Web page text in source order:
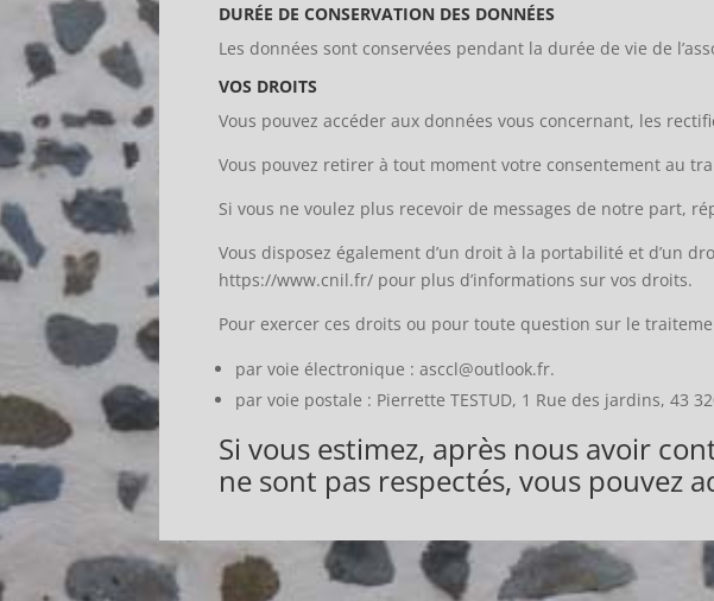
DURÉE DE CONSERVATION DES DONNÉES
Les données sont conservées pendant la durée de vie de
VOS DROITS
Vous pouvez accéder aux données vous concernant, les
Vous pouvez retirer à tout moment votre consentement au
Si vous ne voulez plus recevoir de messages de notre part,
Vous disposez également d’un droit à la portabilité et d’un
https://www.cnil.fr/ pour plus d’informations sur vos droits.
Pour exercer ces droits ou pour toute question sur le
par voie électronique : asccl@outlook.fr.
par voie postale : Pierrette TESTUD, 1 Rue des jardins, 43
Si vous estimez, après nous avoir
ne sont pas respectés, vous pouvez